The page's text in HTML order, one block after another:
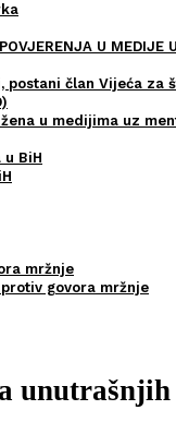
U MEDIJE
postani član Vijeća za
u medijima uz
BiH
mržnje
govora mržnje